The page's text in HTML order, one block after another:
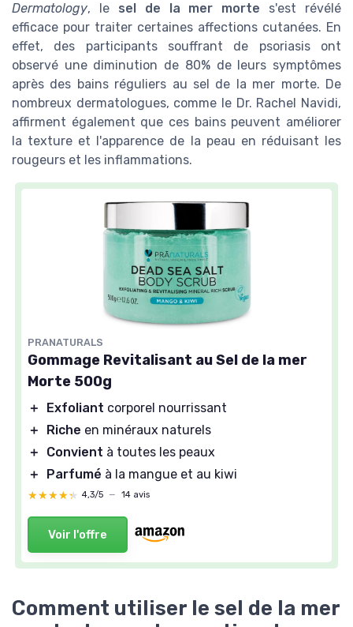
Dermatology, le sel de la mer morte s'est révélé
efficace pour traiter certaines affections cutanées. En
effet, des participants souffrant de psoriasis ont
observé une diminution de 80% de leurs symptômes
après des bains réguliers au sel de la mer morte. De
nombreux dermatologues, comme le Dr. Rachel Navidi,
affirment également que ces bains peuvent améliorer
la texture et l'apparence de la peau en réduisant les
rougeurs et les inflammations.
PRANATURALS
Gommage Revitalisant au Sel de la mer
Morte 500g
＋ Exfoliant corporel nourrissant
＋
Riche en minéraux naturels
＋
Convient à toutes les peaux
＋
Parfumé à la mangue et au kiwi
★★★★★
★★★★★ 4,3/5 — 14 avis
Voir l'offre
Comment utiliser le sel de la mer